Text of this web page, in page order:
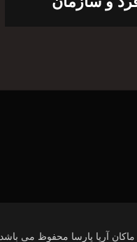
آریا پارسا محفوظ می باشد.